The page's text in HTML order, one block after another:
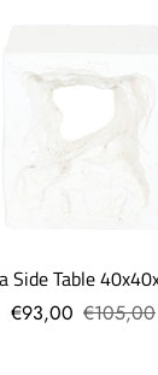
Side Table
€93,00 €105,00